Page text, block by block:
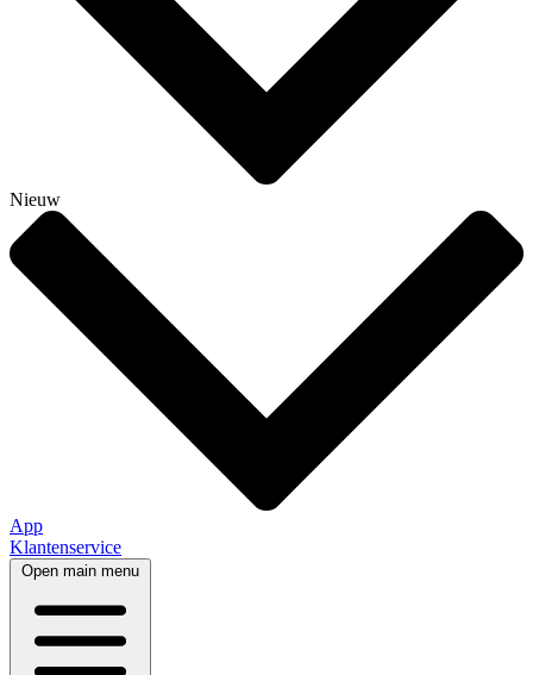
Nieuw
App
Klantenservice
Open main menu